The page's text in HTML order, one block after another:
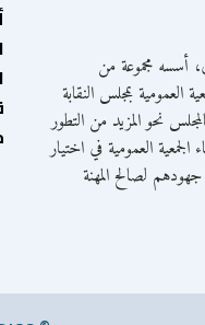
أسسه مجموعة من
العمومية بمجلس النقابة
نحو المزيد من التطور
العمومية في اختيار
لصالح المهنة